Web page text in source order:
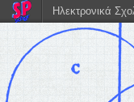
Ηλεκτρονικά